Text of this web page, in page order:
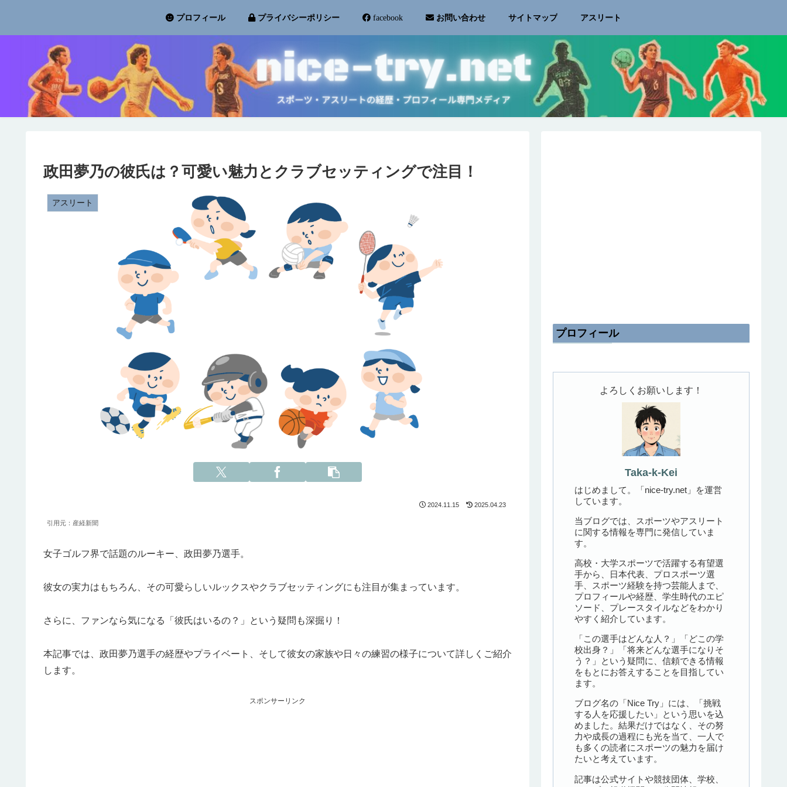
プロフィール プライバシーポリシー facebook お問い合わせ サイトマップ アスリート
政田夢乃の彼氏は？可愛い魅力とクラブセッティングで注目！
アスリート
2024.11.15 2025.04.23
引用元：産経新聞
女子ゴルフ界で話題のルーキー、政田夢乃選手。
彼女の実力はもちろん、その可愛らしいルックスやクラブセッティングにも注目が集まっています。
さらに、ファンなら気になる「彼氏はいるの？」という疑問も深掘り！
本記事では、政田夢乃選手の経歴やプライベート、そして彼女の家族や日々の練習の様子について詳しくご紹介
します。
スポンサーリンク
プロフィール
よろしくお願いします！
Taka-k-Kei
はじめまして。「nice-try.net」を運営
しています。
当ブログでは、スポーツやアスリート
に関する情報を専門に発信していま
す。
高校・大学スポーツで活躍する有望選
手から、日本代表、プロスポーツ選
手、スポーツ経験を持つ芸能人まで、
プロフィールや経歴、学生時代のエピ
ソード、プレースタイルなどをわかり
やすく紹介しています。
「この選手はどんな人？」「どこの学
校出身？」「将来どんな選手になりそ
う？」という疑問に、信頼できる情報
をもとにお答えすることを目指してい
ます。
ブログ名の「Nice Try」には、「挑戦
する人を応援したい」という思いを込
めました。結果だけではなく、その努
力や成長の過程にも光を当て、一人で
も多くの読者にスポーツの魅力を届け
たいと考えています。
記事は公式サイトや競技団体、学校、